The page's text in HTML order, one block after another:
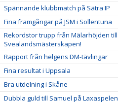
Spännande klubbmatch på Sätra IP
Fina framgångar på JSM i Sollentuna
Rekordstor trupp från Mälarhöjden till
Svealandsmästerskapen!
Rapport från helgens DM-tävlingar
Fina resultat i Uppsala
Bra utdelning i Skåne
Dubbla guld till Samuel på Laxaspelen